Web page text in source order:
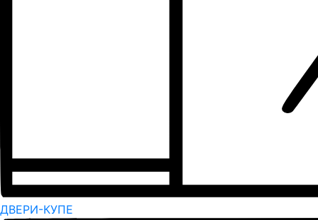
ДВЕРИ-КУПЕ